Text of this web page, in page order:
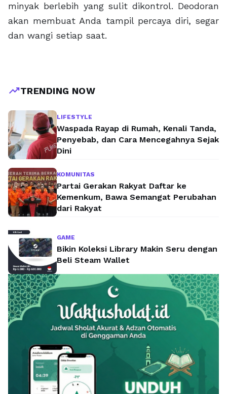
minyak berlebih yang sulit dikontrol. Deodoran
akan membuat Anda tampil percaya diri, segar
dan wangi setiap saat.
trending_upTRENDING NOW
LIFESTYLE
Waspada Rayap di Rumah, Kenali Tanda,
Penyebab, dan Cara Mencegahnya Sejak
Dini
KOMUNITAS
Partai Gerakan Rakyat Daftar ke
Kemenkum, Bawa Semangat Perubahan
dari Rakyat
GAME
Bikin Koleksi Library Makin Seru dengan
Beli Steam Wallet